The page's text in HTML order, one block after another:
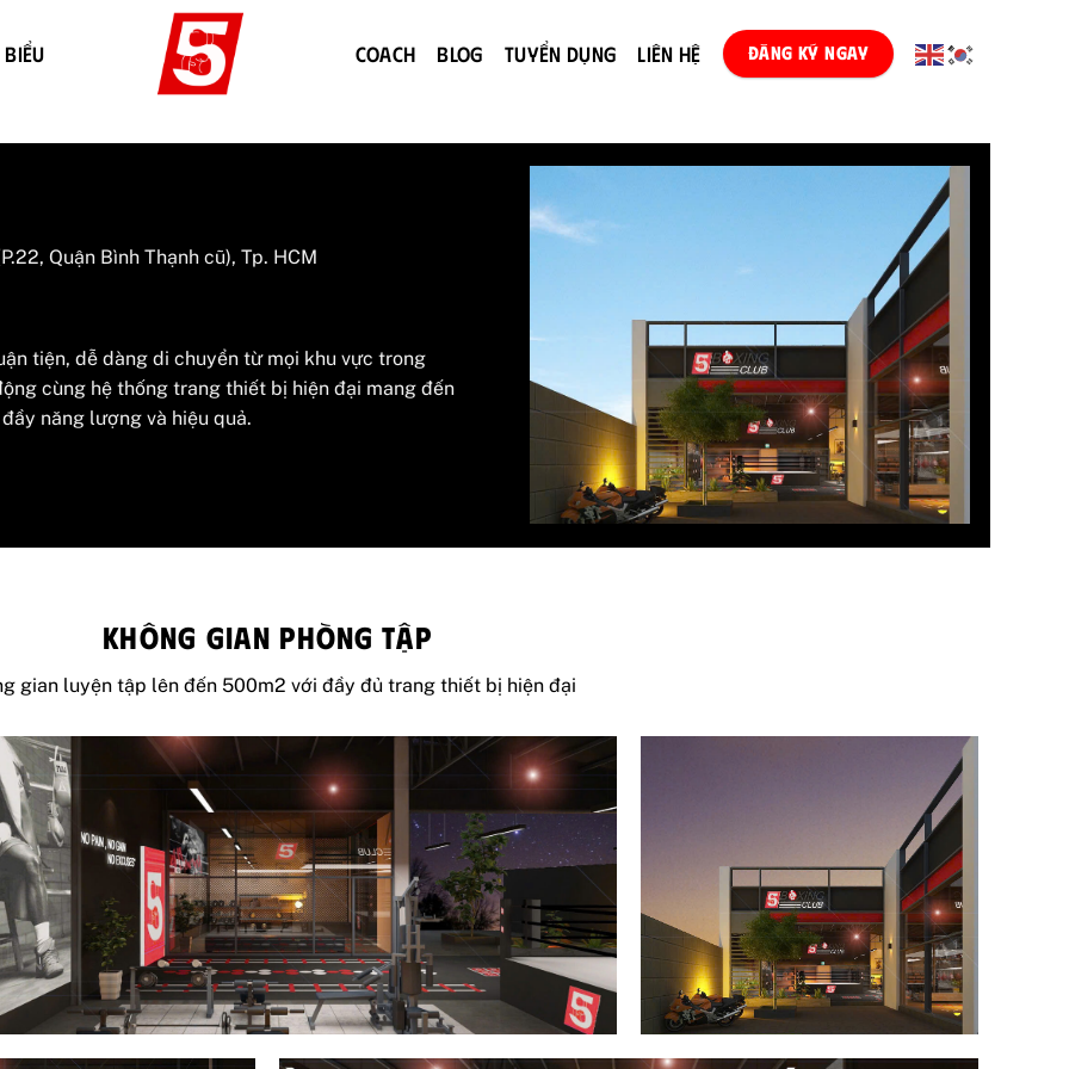
COACH BLOG TUYỂN DỤNG LIÊN HỆ ĐĂNG KÝ NGAY
Quận Bình Thạnh cũ), Tp. HCM
tiện, dễ dàng di chuyển từ mọi khu vực trong
cùng hệ thống trang thiết bị hiện đại mang đến
năng lượng và hiệu quả.
KHÔNG GIAN PHÒNG TẬP
gian luyện tập lên đến 500m2 với đầy đủ trang thiết bị hiện đại